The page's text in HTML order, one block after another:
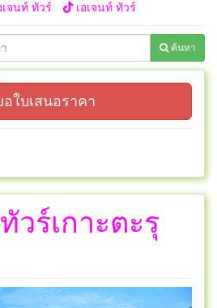
เจนท์ ทัวร์ เอเจนท์ ทัวร์
ค้นหา
ใบเสนอราคา
วร์เกาะตะรุ